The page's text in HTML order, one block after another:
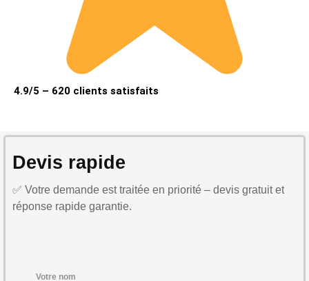
4.9/5 – 620 clients satisfaits
Devis rapide
✅ Votre demande est traitée en priorité – devis gratuit et
réponse rapide garantie.
Votre nom